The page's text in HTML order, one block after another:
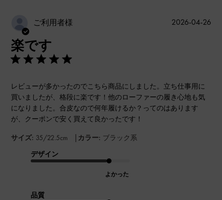
ご利用者様
楽です
レビューが多かったのでこちら商品にしました。立ち仕事用に
買いましたが、格段に楽です！他のローファーの履き心地も気
になりました。合皮なので何年履けるか？ってのはあります
が、クーポンで安く買えて良かったです！
サイズ: 35/22.5cm | カラー: ブラック系
デザイン
よかった
品質
公
2026-04-26